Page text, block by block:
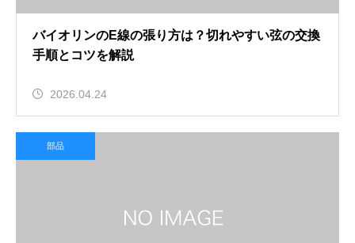
バイオリンのE線の張り方は？切れやすい弦の交換
手順とコツを解説
2026.04.24
部品